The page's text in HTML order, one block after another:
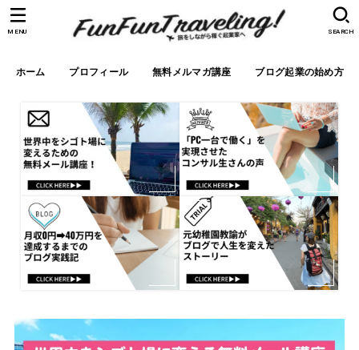
ホーム プロフィール 無料メルマガ講座 ブログ起業の始め方
SEARCH
MENU